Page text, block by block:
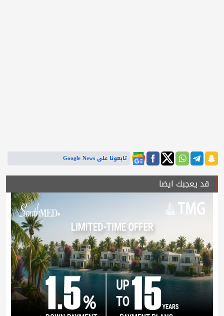
تابعونا على Google News
قد يعجبك ايضا